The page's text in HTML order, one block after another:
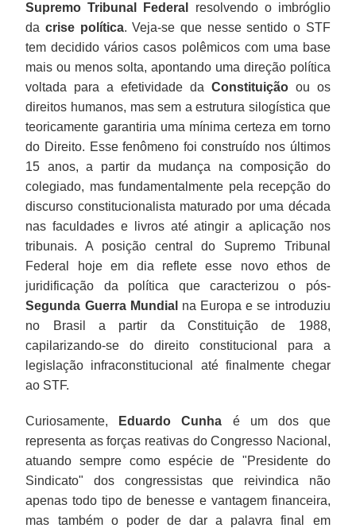
Supremo Tribunal Federal
resolvendo o imbróglio
da crise política. Veja-se que nesse sentido o STF
tem decidido vários casos polêmicos com uma base
mais ou menos solta, apontando uma direção política
voltada para a efetividade da Constituiçãoou os
direitos humanos, mas sem a estrutura silogística que
teoricamente garantiria uma mínima certeza em torno
do Direito. Esse fenômeno foi construído nos últimos
15 anos, a partir da mudança na composição do
colegiado, mas fundamentalmente pela recepção do
discurso constitucionalista maturado por uma década
nas faculdades e livros até atingir a aplicação nos
tribunais. A posição central do Supremo Tribunal
Federal hoje em dia reflete esse novo ethos de
juridificação da política que caracterizou o pós-
Segunda Guerra Mundial na Europa e se introduziu
no Brasil a partir da Constituição de 1988,
capilarizando-se do direito constitucional para a
legislação infraconstitucional até finalmente chegar
ao STF.
Curiosamente, Eduardo Cunha é um dos que
representa as forças reativas do Congresso Nacional,
atuando sempre como espécie de "Presidente do
Sindicato" dos congressistas que reivindica não
apenas todo tipo de benesse e vantagem financeira,
mas também o poder de dar a palavra final em